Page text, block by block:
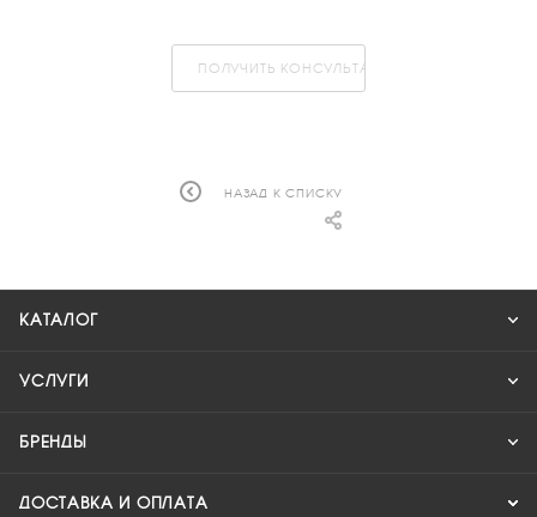
ПОЛУЧИТЬ КОНСУЛЬТАЦИЮ
НАЗАД К СПИСКУ
КАТАЛОГ
УСЛУГИ
БРЕНДЫ
ДОСТАВКА И ОПЛАТА